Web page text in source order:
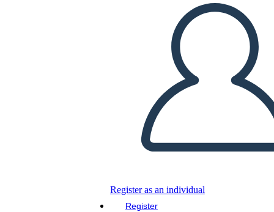
Register as an individual
Register
PLAY SLIDESHOW
READ TO ME